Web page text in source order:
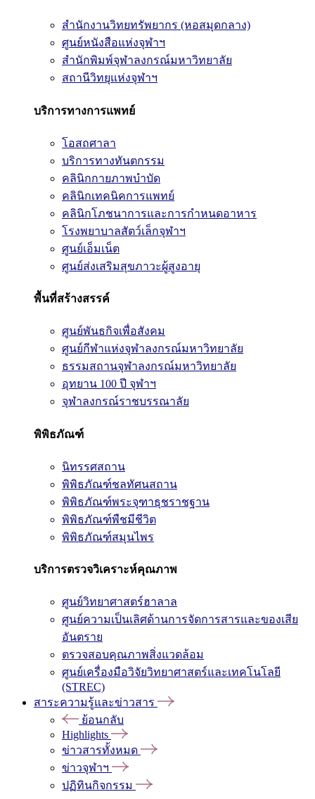
สำนักงานวิทยทรัพยากร (หอสมุดกลาง)
ศูนย์หนังสือแห่งจุฬาฯ
สำนักพิมพ์จุฬาลงกรณ์มหาวิทยาลัย
สถานีวิทยุแห่งจุฬาฯ
บริการทางการแพทย์
โอสถศาลา
บริการทางทันตกรรม
คลินิกกายภาพบำบัด
คลินิกเทคนิคการแพทย์
คลินิกโภชนาการและการกำหนดอาหาร
โรงพยาบาลสัตว์เล็กจุฬาฯ
ศูนย์เอ็มเน็ต
ศูนย์ส่งเสริมสุขภาวะผู้สูงอายุ
พื้นที่สร้างสรรค์
ศูนย์พันธกิจเพื่อสังคม
ศูนย์กีฬาแห่งจุฬาลงกรณ์มหาวิทยาลัย
ธรรมสถานจุฬาลงกรณ์มหาวิทยาลัย
อุทยาน 100 ปี จุฬาฯ
จุฬาลงกรณ์ราชบรรณาลัย
พิพิธภัณฑ์
นิทรรศสถาน
พิพิธภัณฑ์ชลทัศนสถาน
พิพิธภัณฑ์พระจุฑาธุชราชฐาน
พิพิธภัณฑ์พืชมีชีวิต
พิพิธภัณฑ์สมุนไพร
บริการตรวจวิเคราะห์คุณภาพ
ศูนย์วิทยาศาสตร์ฮาลาล
ศูนย์ความเป็นเลิศด้านการจัดการสารและของเสีย
อันตราย
ตรวจสอบคุณภาพสิ่งแวดล้อม
ศูนย์เครื่องมือวิจัยวิทยาศาสตร์และเทคโนโลยี
(STREC)
สาระความรู้และข่าวสาร
ย้อนกลับ
Highlights
ข่าวสารทั้งหมด
ข่าวจุฬาฯ
ปฏิทินกิจกรรม